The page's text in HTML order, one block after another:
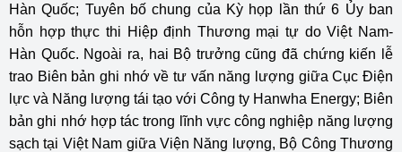
Hàn Quốc; Tuyên bố chung của Kỳ họp lần thứ 6 Ủy ban
hỗn hợp thực thi Hiệp định Thương mại tự do Việt Nam-
Hàn Quốc. Ngoài ra, hai Bộ trưởng cũng đã chứng kiến lễ
trao Biên bản ghi nhớ về tư vấn năng lượng giữa Cục Điện
lực và Năng lượng tái tạo với Công ty Hanwha Energy; Biên
bản ghi nhớ hợp tác trong lĩnh vực công nghiệp năng lượng
sạch tại Việt Nam giữa Viện Năng lượng, Bộ Công Thương